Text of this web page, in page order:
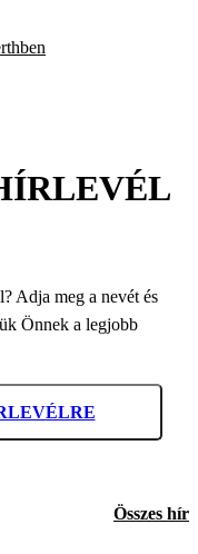
Adja meg a nevét és
Önnek a legjobb
Összes hír